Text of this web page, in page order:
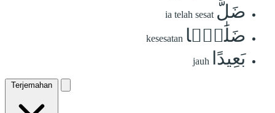
ضَلَّ ia telah sesat
ضَلَٰلَۢا kesesatan
بَعِيدًا jauh
Terjemahan